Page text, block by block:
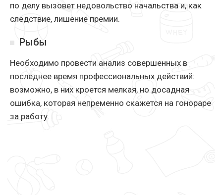
по делу вызовет недовольство начальства и, как
следствие, лишение премии.
Рыбы
Необходимо провести анализ совершенных в
последнее время профессиональных действий:
возможно, в них кроется мелкая, но досадная
ошибка, которая непременно скажется на гонораре
за работу.